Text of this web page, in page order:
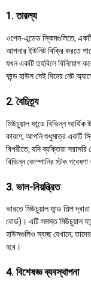
1. তারল্য
ওপেন-এন্ডেড স্কিমগুলিতে,
আপনার ইউনিট বিক্রি করতে
যখন একটি তহবিলে বিনিয়োগ
ফান্ড হাউস সেই দিনের নেট
2. বৈচিত্র্য
মিউচুয়াল ফান্ডে বিভিন্ন
কারণে, আপনি শুধুমাত্র একটি
বিপরীতে, যদি ব্যক্তিরা
বিভিন্ন কোম্পানির স্টক
3. ভাল-নিয়ন্ত্রিত
ভারতে মিউচুয়াল ফান্ড শিল্প
বোর্ড)। এটি সমস্ত মিউচুয়াল
হাউসগুলিও স্বচ্ছ যেখানে;
হবে।
4. বিশেষজ্ঞ ব্যবস্থাপনা